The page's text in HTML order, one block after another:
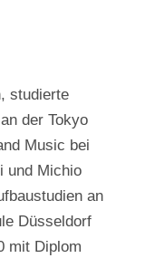
studierte
der Tokyo
Music bei
und Michio
an
Düsseldorf
mit Diplom